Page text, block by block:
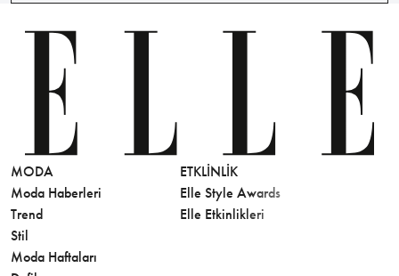
MODA
Moda Haberleri
Trend
Stil
Moda Haftaları
ETKLINLIK
Elle Style Awards
Elle Etkinlikleri